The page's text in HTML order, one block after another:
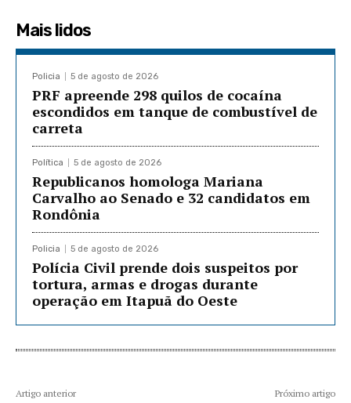
Mais lidos
Policia 5 de agosto de 2026
PRF apreende 298 quilos de cocaína
escondidos em tanque de combustível de
carreta
Política 5 de agosto de 2026
Republicanos homologa Mariana
Carvalho ao Senado e 32 candidatos em
Rondônia
Policia 5 de agosto de 2026
Polícia Civil prende dois suspeitos por
tortura, armas e drogas durante
operação em Itapuã do Oeste
Artigo anterior Próximo artigo